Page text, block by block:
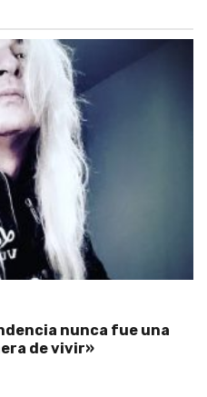
nunca fue una
de vivir»